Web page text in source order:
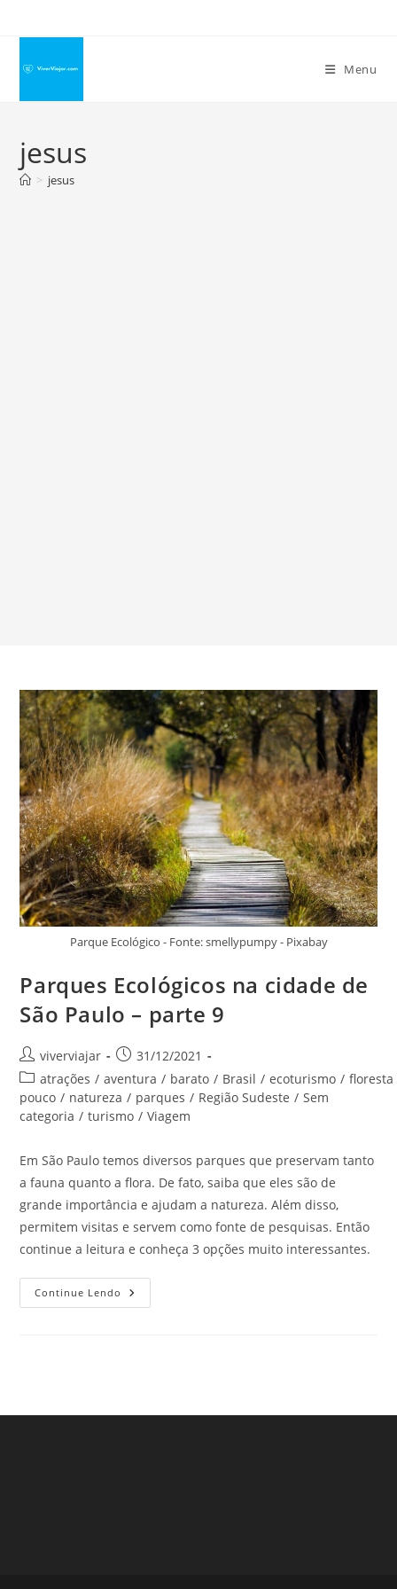
conteúdo
Menu
jesus
> jesus
Parque Ecológico - Fonte: smellypumpy - Pixabay
Parques Ecológicos na cidade de
São Paulo – parte 9
Autor
do
post:
viverviajar
Post
publicado:
31/12/2021
Categoria
do
post:
atrações / aventura / barato / Brasil / ecoturismo / floresta
pouco / natureza / parques / Região Sudeste / Sem
categoria / turismo / Viagem
Em São Paulo temos diversos parques que preservam tanto
a fauna quanto a flora. De fato, saiba que eles são de
grande importância e ajudam a natureza. Além disso,
permitem visitas e servem como fonte de pesquisas. Então
continue a leitura e conheça 3 opções muito interessantes.
Continue Lendo Parques
Ecológicos